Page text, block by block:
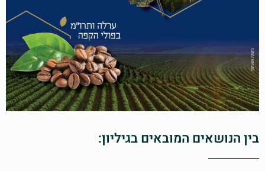
בין הנושאים המובאים בגיליון: